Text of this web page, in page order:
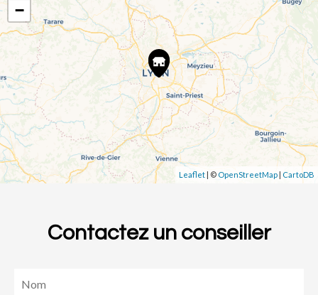
−
Leaflet| © OpenStreetMap | CartoDB
Contactez un conseiller